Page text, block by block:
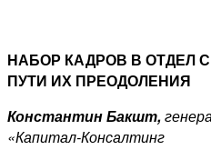
НАБОР КАДРОВ В ОТДЕЛ
ПУТИ ИХ ПРЕОДОЛЕНИЯ
Константин Бакшт,
«Капитал-Консалтинг